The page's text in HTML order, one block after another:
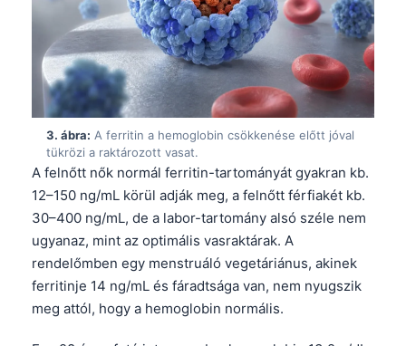
3. ábra: A ferritin a hemoglobin csökkenése előtt jóval
tükrözi a raktározott vasat.
A felnőtt nők normál ferritin-tartományát gyakran kb.
12–150 ng/mL körül adják meg, a felnőtt férfiakét kb.
30–400 ng/mL, de a labor-tartomány alsó széle nem
ugyanaz, mint az optimális vasraktárak. A
rendelőmben egy menstruáló vegetáriánus, akinek
ferritinje 14 ng/mL és fáradtsága van, nem nyugszik
meg attól, hogy a hemoglobin normális.